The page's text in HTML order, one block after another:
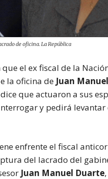
de oficina. La República
el ex fiscal de la
la oficina de Juan
que actuaron a sus
y pedirá levantar
enfrente el fiscal
del lacrado del
Juan Manuel Duarte